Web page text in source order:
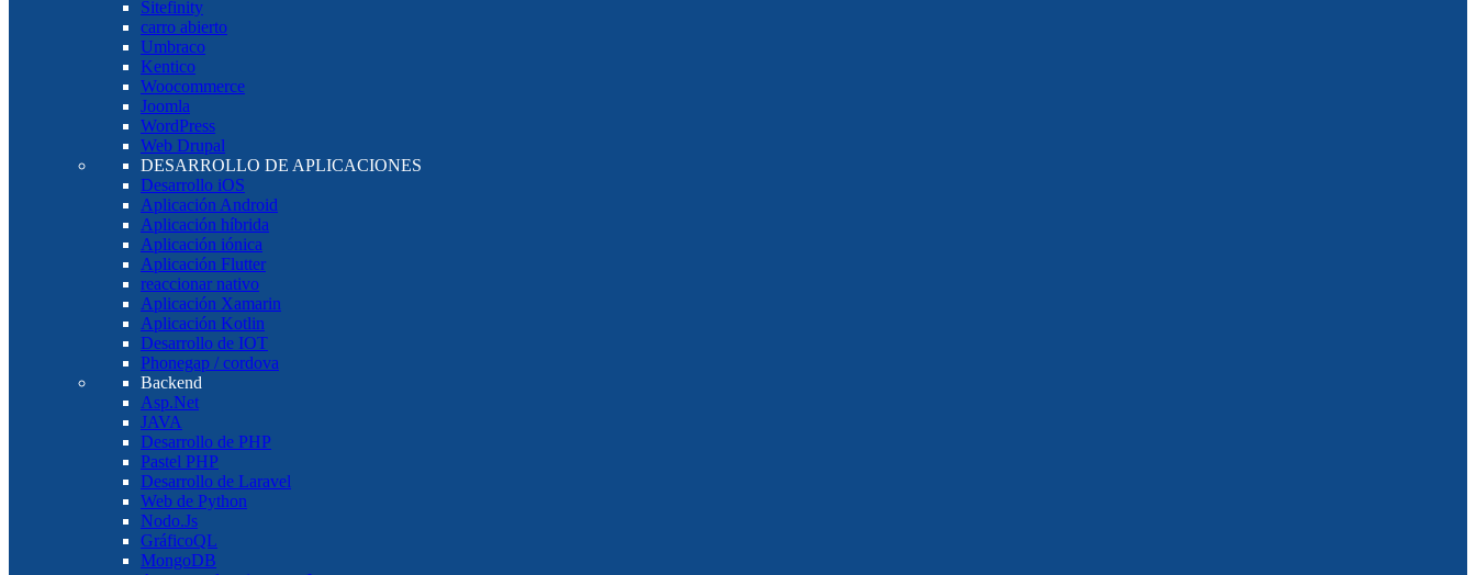
Sitefinity
carro abierto
Umbraco
Kentico
Woocommerce
Joomla
WordPress
Web Drupal
DESARROLLO DE APLICACIONES
Desarrollo iOS
Aplicación Android
Aplicación híbrida
Aplicación iónica
Aplicación Flutter
reaccionar nativo
Aplicación Xamarin
Aplicación Kotlin
Desarrollo de IOT
Phonegap / cordova
Backend
Asp.Net
JAVA
Desarrollo de PHP
Pastel PHP
Desarrollo de Laravel
Web de Python
Nodo.Js
GráficoQL
MongoDB